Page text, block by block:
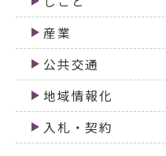
産業
公共交通
地域情報化
入札・契約